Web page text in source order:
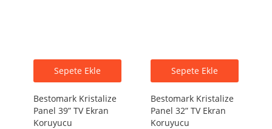
Sepete Ekle
Bestomark Kristalize
Panel 39” TV Ekran
Koruyucu
Sepete Ekle
Bestomark Kristalize
Panel 32” TV Ekran
Koruyucu